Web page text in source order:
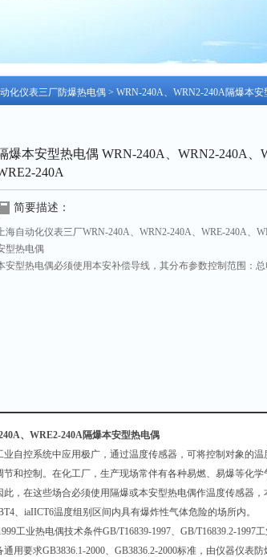
化仪表三厂防爆热电偶 > WRN-240A、WRN2-240A隔爆本
爆本安型热电偶 WRN-240A、WRN2-240A、
240A
简要描述：
海自动化仪表三厂WRN-240A、WRN2-240A、WRE-240A、
型热电偶
安型热电偶必须使用本安补偿导线，其分布参数控制范围：
、WRE2-240A隔爆本安型热电偶
自控系统中应用极广，通过温度传感器，可将控制对象的温
和控制。在化工厂，生产现场常伴有各种易燃、易爆等化
，在这些场合必须使用隔爆或本安型热电偶作温度传感器
、iaIICT6温度组别区间内具有爆炸性气体危险的场所内。
工业热电偶技术条件GB/T16839-1997、GB/T16839.2-1997
用要求GB3836.1-2000、GB3836.2-2000标准，由仪器仪表